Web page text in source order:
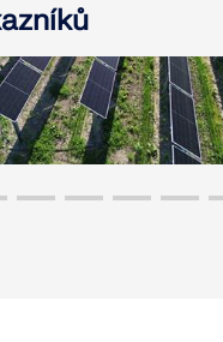
systémy na vinici, Itálie